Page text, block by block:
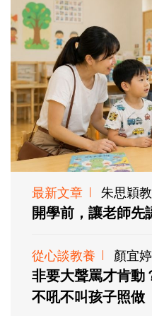
最新文章 朱思穎
開學前，讓老師先
從心談教養 顏宜
非要大聲罵才肯動
不吼不叫孩子照做